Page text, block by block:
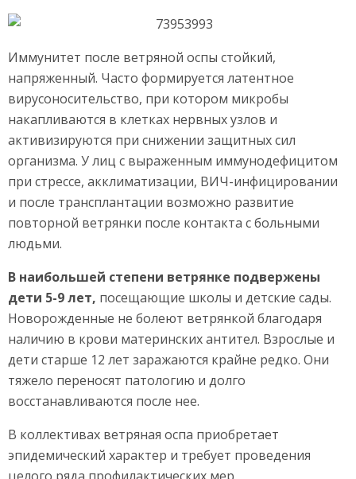
Иммунитет после ветряной оспы стойкий,
напряженный. Часто формируется латентное
вирусоносительство, при котором микробы
накапливаются в клетках нервных узлов и
активизируются при снижении защитных сил
организма. У лиц с выраженным иммунодефицитом
при стрессе, акклиматизации, ВИЧ-инфицировании
и после трансплантации возможно развитие
повторной ветрянки после контакта с больными
людьми.
В наибольшей степени ветрянке подвержены
дети 5-9 лет, посещающие школы и детские сады.
Новорожденные не болеют ветрянкой благодаря
наличию в крови материнских антител. Взрослые и
дети старше 12 лет заражаются крайне редко. Они
тяжело переносят патологию и долго
восстанавливаются после нее.
В коллективах ветряная оспа приобретает
эпидемический характер и требует проведения